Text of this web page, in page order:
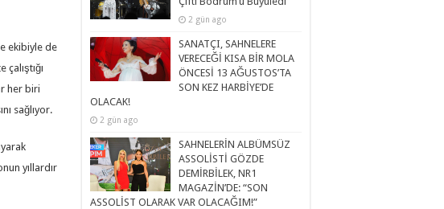
ekibiyle de
her biri
sağlıyor.
yıllardır
2 gün ago
SANATÇI, SAHNELERE
VERECEĞİ KISA BİR MOLA
ÖNCESİ 13 AĞUSTOS’TA
SON KEZ HARBİYE’DE
OLACAK!
2 gün ago
SAHNELERİN ALBÜMSÜZ
ASSOLİSTİ GÖZDE
DEMİRBİLEK, NR1
MAGAZİN’DE: “SON
ASSOLİST OLARAK VAR OLACAĞIM!”